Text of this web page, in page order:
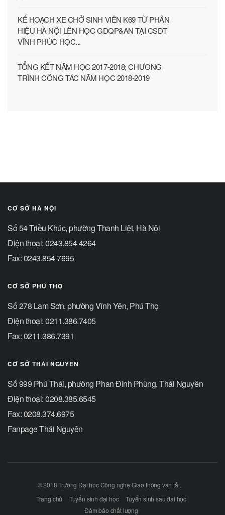
KẾ HOẠCH XE CHỞ SINH VIÊN K69 TỪ PHÂN
HIỆU HÀ NỘI LÊN HỌC GDQP&AN TẠI CSĐT
VĨNH PHÚC HỌC...
TỔNG KẾT NĂM HỌC 2017-2018; CHƯƠNG
TRÌNH CÔNG TÁC NĂM HỌC 2018-2019
CƠ SỞ HÀ NỘI
Số 54 Triều Khúc, phường Thanh Liệt, Hà Nội
Điện thoại: 0243.854 4264
Fax: 0243.854 7695
CƠ SỞ PHÚ THỌ
Số 278 Lam Sơn, phường Vĩnh Yên, Phú Thọ
Điện thoại: 0211.386.7405
Fax: 0211.386.7391
CƠ SỞ THÁI NGUYÊN
Số 999 Phú Thái, phường Phan Đình Phùng, Thái Nguyên
Điện thoại: 0208.385.6545
Fax: 0208.374.6975
Fanpage Thái Nguyên
© 2018 Trường Đại học Công nghệ Giao thông vận tải.
Trang chủ
Tuyển sinh đại học
Tuyển sinh sau đại học
Đảm bảo chất lượng